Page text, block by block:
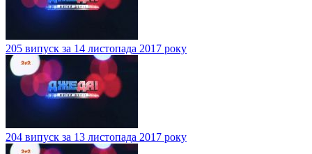
205 випуск за 14 листопада 2017 року
204 випуск за 13 листопада 2017 року